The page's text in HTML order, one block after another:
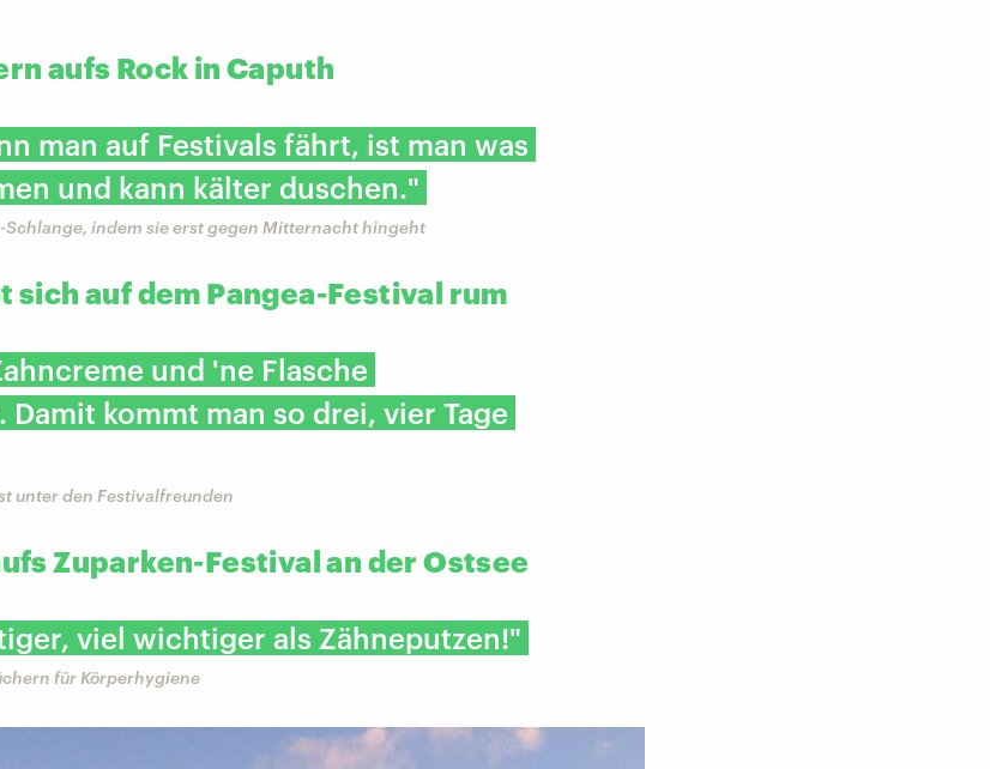
aufs Rock in Caputh
man auf Festivals fährt, ist man was
und kann kälter duschen."
Schlange, indem sie erst gegen Mitternacht hingeht
sich auf dem Pangea-Festival rum
und 'ne Flasche
Damit kommt man so drei, vier Tage
unter den Festivalfreunden
Zuparken-Festival an der Ostsee
viel wichtiger als Zähneputzen!"
für Körperhygiene